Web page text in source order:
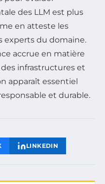
des LLM est plus
en atteste les
experts du domaine.
accrue en matière
infrastructures et
apparaît essentiel
et durable.
LINKEDIN